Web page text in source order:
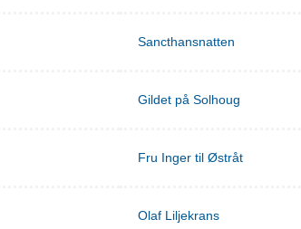
Sancthansnatten
Gildet på Solhoug
Fru Inger til Østråt
Olaf Liljekrans